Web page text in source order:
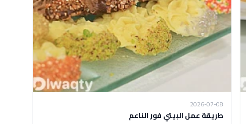
2026-07-08
طريقة عمل البيتي فور الناعم